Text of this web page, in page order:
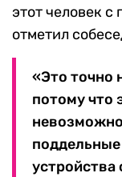
этот человек с
отметил
«Это точно
потому что
устройства